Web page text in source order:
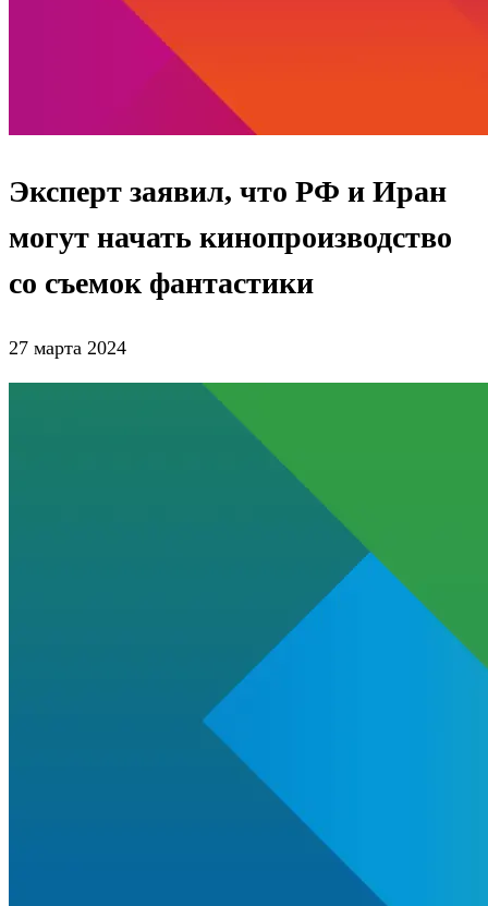
Эксперт заявил, что РФ и Иран
могут начать кинопроизводство
со съемок фантастики
27 марта 2024